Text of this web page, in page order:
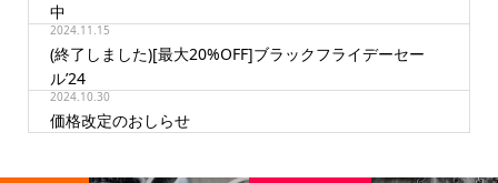
中
2024.11.15
(終了しました)[最大20%OFF]ブラックフライデーセー
ル’24
2024.10.30
価格改定のおしらせ